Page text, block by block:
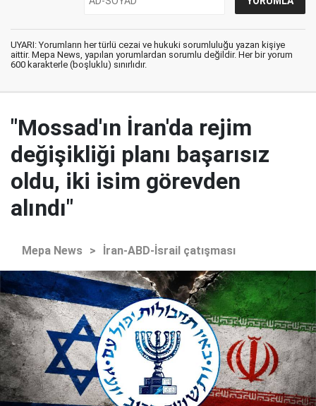
UYARI: Yorumların her türlü cezai ve hukuki sorumluluğu yazan kişiye
aittir. Mepa News, yapılan yorumlardan sorumlu değildir. Her bir yorum
600 karakterle (boşluklu) sınırlıdır.
"Mossad'ın İran'da rejim
değişikliği planı başarısız
oldu, iki isim görevden
alındı"
Mepa News > İran-ABD-İsrail çatışması